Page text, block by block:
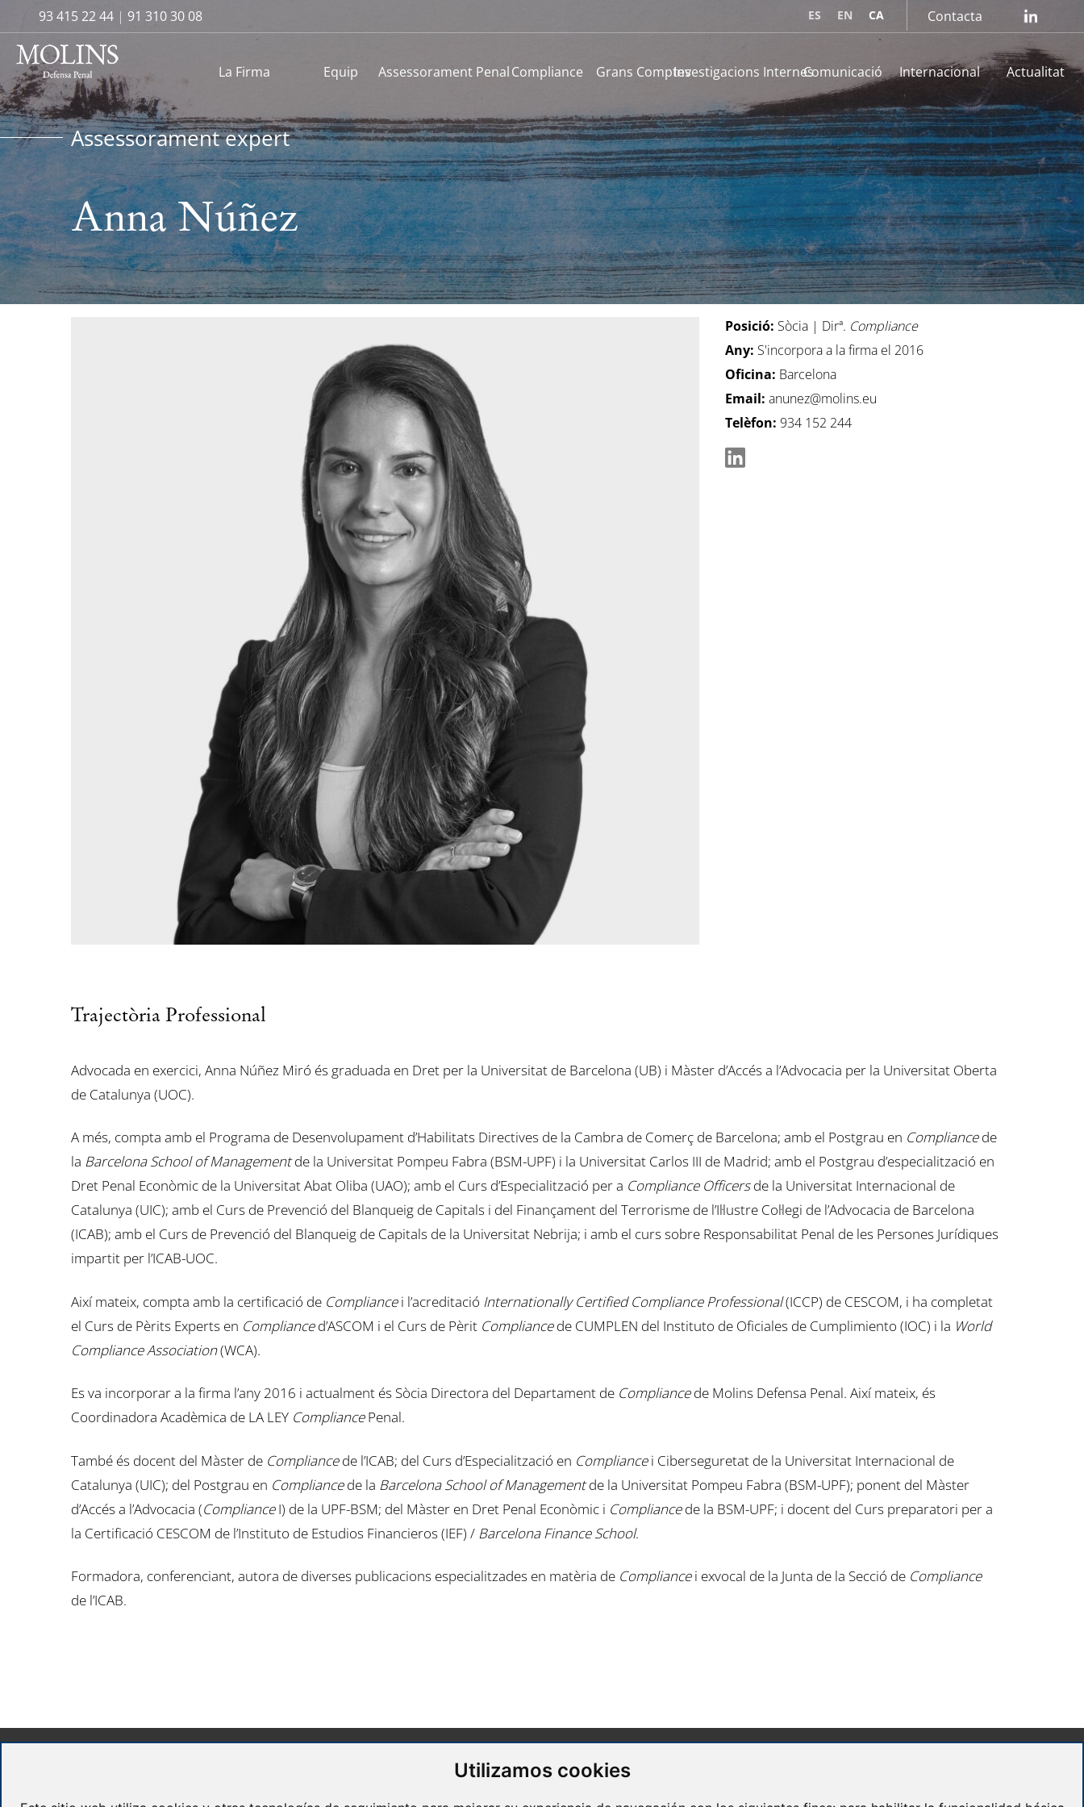
Utilizamos cookies
93 415 22 44 | 91 310 30 08 CA
EN
ES Contacta lin
La Firma Equip Assessorament PenalCompliance Grans ComptesInvestigacions InternesComunicació Internacional Actualitat
Assessorament expert
Anna Núñez
Posició: Sòcia | Dirª. Compliance
Any: S'incorpora a la firma el 2016
Oficina: Barcelona
Email: anunez@molins.eu
Telèfon: 934 152 244
Trajectòria Professional
Advocada en exercici, Anna Núñez Miró és graduada en Dret per la Universitat de Barcelona (UB) i Màster d’Accés a l’Advocacia per la Universitat Oberta
de Catalunya (UOC).
A més, compta amb el Programa de Desenvolupament d’Habilitats Directives de la Cambra de Comerç de Barcelona; amb el Postgrau en Compliancede
la Barcelona School of Managementde la Universitat Pompeu Fabra (BSM-UPF) i la Universitat Carlos III de Madrid; amb el Postgrau d’especialització en
Dret Penal Econòmic de la Universitat Abat Oliba (UAO); amb el Curs d’Especialització per a Compliance Officersde la Universitat Internacional de
Catalunya (UIC); amb el Curs de Prevenció del Blanqueig de Capitals i del Finançament del Terrorisme de l’Il·lustre Col·legi de l’Advocacia de Barcelona
(ICAB); amb el Curs de Prevenció del Blanqueig de Capitals de la Universitat Nebrija; i amb el curs sobre Responsabilitat Penal de les Persones Jurídiques
impartit per l’ICAB-UOC.
Així mateix, compta amb la certificació de Compliancei l’acreditació Internationally Certified Compliance Professional(ICCP) de CESCOM, i ha completat
el Curs de Pèrits Experts en Complianced’ASCOM i el Curs de Pèrit Compliancede CUMPLEN del Instituto de Oficiales de Cumplimiento (IOC) i la World
Compliance Association(WCA).
Es va incorporar a la firma l’any 2016 i actualment és Sòcia Directora del Departament de Compliancede Molins Defensa Penal. Així mateix, és
Coordinadora Acadèmica de LA LEY CompliancePenal.
També és docent del Màster de Compliancede l’ICAB; del Curs d’Especialització en Compliancei Ciberseguretat de la Universitat Internacional de
Catalunya (UIC); del Postgrau en Compliancede la Barcelona School of Managementde la Universitat Pompeu Fabra (BSM-UPF); ponent del Màster
d’Accés a l’Advocacia (ComplianceI) de la UPF-BSM; del Màster en Dret Penal Econòmic i Compliancede la BSM-UPF; i docent del Curs preparatori per a
la Certificació CESCOM de l’Instituto de Estudios Financieros (IEF) / Barcelona Finance School.
Formadora, conferenciant, autora de diverses publicacions especialitzades en matèria de Compliancei exvocal de la Junta de la Secció de Compliance
de l’ICAB.
Barcelona